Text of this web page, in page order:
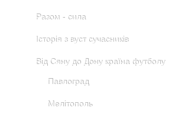
Разом - сила
Історія з вуст сучасників
Від Сяну до Дону країна футболу
Павлоград
Мелітополь